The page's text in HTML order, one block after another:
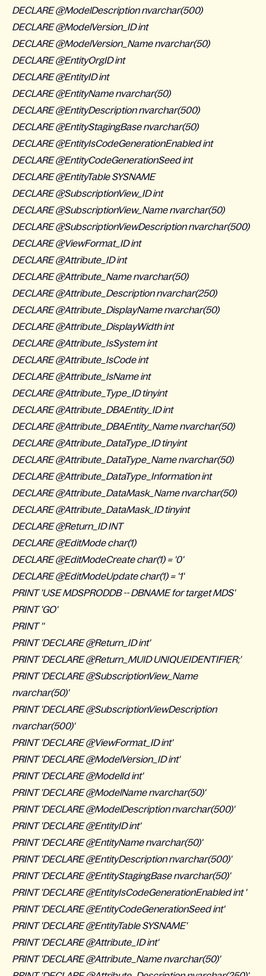
DECLARE @ModelDescription nvarchar(500)
DECLARE @ModelVersion_ID int
DECLARE @ModelVersion_Name nvarchar(50)
DECLARE @EntityOrgID int
DECLARE @EntityID int
DECLARE @EntityName nvarchar(50)
DECLARE @EntityDescription nvarchar(500)
DECLARE @EntityStagingBase nvarchar(50)
DECLARE @EntityIsCodeGenerationEnabled int
DECLARE @EntityCodeGenerationSeed int
DECLARE @EntityTable SYSNAME
DECLARE @SubscriptionView_ID int
DECLARE @SubscriptionView_Name nvarchar(50)
DECLARE @SubscriptionViewDescription nvarchar(500)
DECLARE @ViewFormat_ID int
DECLARE @Attribute_ID int
DECLARE @Attribute_Name nvarchar(50)
DECLARE @Attribute_Description nvarchar(250)
DECLARE @Attribute_DisplayName nvarchar(50)
DECLARE @Attribute_DisplayWidth int
DECLARE @Attribute_IsSystem int
DECLARE @Attribute_IsCode int
DECLARE @Attribute_IsName int
DECLARE @Attribute_Type_ID tinyint
DECLARE @Attribute_DBAEntity_ID int
DECLARE @Attribute_DBAEntity_Name nvarchar(50)
DECLARE @Attribute_DataType_ID tinyint
DECLARE @Attribute_DataType_Name nvarchar(50)
DECLARE @Attribute_DataType_Information int
DECLARE @Attribute_DataMask_Name nvarchar(50)
DECLARE @Attribute_DataMask_ID tinyint
DECLARE @Return_ID INT
DECLARE @EditMode char(1)
DECLARE @EditModeCreate char(1) = '0'
DECLARE @EditModeUpdate char(1) = '1'
PRINT 'USE MDSPRODDB -- DBNAME for target MDS'
PRINT 'GO'
PRINT ''
PRINT 'DECLARE @Return_ID int'
PRINT 'DECLARE @Return_MUID UNIQUEIDENTIFIER;'
PRINT 'DECLARE @SubscriptionView_Name
nvarchar(50)'
PRINT 'DECLARE @SubscriptionViewDescription
nvarchar(500)'
PRINT 'DECLARE @ViewFormat_ID int'
PRINT 'DECLARE @ModelVersion_ID int'
PRINT 'DECLARE @ModelId int'
PRINT 'DECLARE @ModelName nvarchar(50)'
PRINT 'DECLARE @ModelDescription nvarchar(500)'
PRINT 'DECLARE @EntityID int'
PRINT 'DECLARE @EntityName nvarchar(50)'
PRINT 'DECLARE @EntityDescription nvarchar(500)'
PRINT 'DECLARE @EntityStagingBase nvarchar(50)'
PRINT 'DECLARE @EntityIsCodeGenerationEnabled int '
PRINT 'DECLARE @EntityCodeGenerationSeed int'
PRINT 'DECLARE @EntityTable SYSNAME'
PRINT 'DECLARE @Attribute_ID int'
PRINT 'DECLARE @Attribute_Name nvarchar(50)'